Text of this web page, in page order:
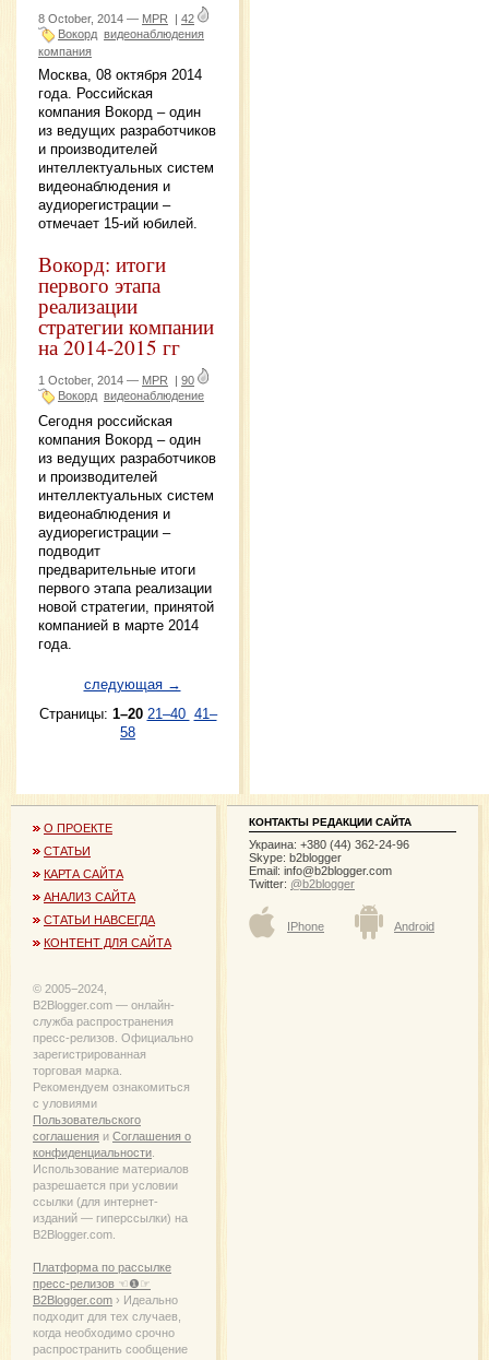
8 October, 2014 — MPR | 42
Вокорд видеонаблюдения
компания
Москва, 08 октября 2014
года. Российская
компания Вокорд – один
из ведущих разработчиков
и производителей
интеллектуальных систем
видеонаблюдения и
аудиорегистрации –
отмечает 15-ий юбилей.
Вокорд: итоги
первого этапа
реализации
стратегии компании
на 2014-2015 гг
1 October, 2014 — MPR | 90
Вокорд видеонаблюдение
Сегодня российская
компания Вокорд – один
из ведущих разработчиков
и производителей
интеллектуальных систем
видеонаблюдения и
аудиорегистрации –
подводит
предварительные итоги
первого этапа реализации
новой стратегии, принятой
компанией в марте 2014
года.
следующая →
Страницы: 1–20 21–40 41–
58
О ПРОЕКТЕ
СТАТЬИ
КАРТА САЙТА
АНАЛИЗ САЙТА
СТАТЬИ НАВСЕГДА
КОНТЕНТ ДЛЯ САЙТА
© 2005−2024,
B2Blogger.com — онлайн-
служба распространения
пресс-релизов. Официально
зарегистрированная
торговая марка.
Рекомендуем ознакомиться
с уловиями
Пользовательского
соглашения и Соглашения о
конфиденциальности
Использование материалов
разрешается при условии
ссылки (для интернет-
изданий — гиперссылки) на
B2Blogger.com.
Платформа по рассылке
пресс-релизов ☜❶☞
B2Blogger.com › Идеально
подходит для тех случаев,
когда необходимо срочно
распространить сообщение
КОНТАКТЫ РЕДАКЦИИ САЙТА
Украина: +380 (44) 362-24-96
Skype: b2blogger
Email: info@b2blogger.com
Twitter: @b2blogger
IPhone Android